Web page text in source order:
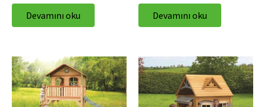
Devamını oku Devamını oku